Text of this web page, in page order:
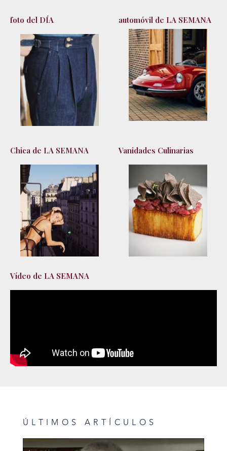
foto del DÍA automóvil de LA SEMANA
Chica de LA SEMANA Vanidades Culinarias
Vídeo de LA SEMANA
ÚLTIMOS ARTÍCULOS